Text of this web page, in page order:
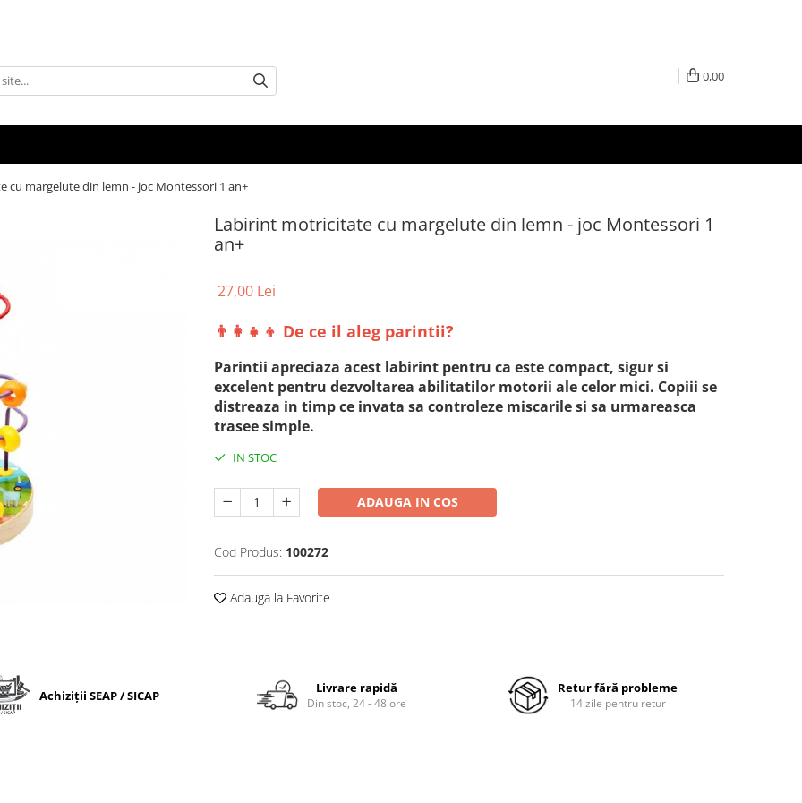
0,00
cu margelute din lemn - joc Montessori 1 an+
Labirint motricitate cu margelute din lemn - joc Montessori 1
an+
27,00 Lei
👨‍👩‍👧‍👦 De ce il aleg parintii?
Parintii apreciaza acest labirint pentru ca este compact, sigur si
excelent pentru dezvoltarea abilitatilor motorii ale celor mici. Copiii se
distreaza in timp ce invata sa controleze miscarile si sa urmareasca
trasee simple.
IN STOC
ADAUGA IN COS
Cod Produs: 100272
Adauga la Favorite
Achiziții SEAP / SICAP Livrare rapidă
Din stoc, 24 - 48 ore
Retur fără probleme
14 zile pentru retur